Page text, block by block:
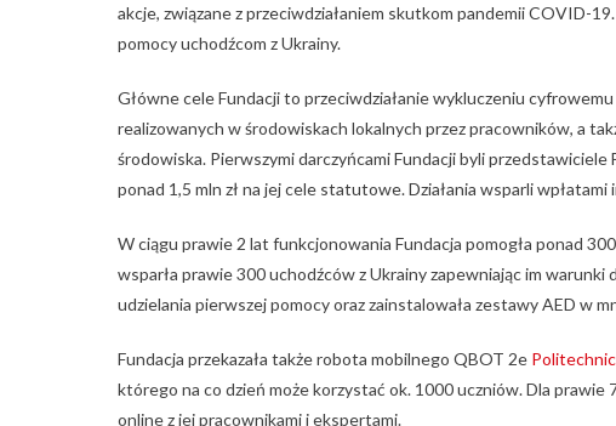
akcje, związane z przeciwdziałaniem skutkom pandemii COVID-
pomocy uchodźcom z Ukrainy.
Główne cele Fundacji to przeciwdziałanie wykluczeniu
realizowanych w środowiskach lokalnych przez pracowników, a
środowiska. Pierwszymi darczyńcami Fundacji byli przedstawiciele
ponad 1,5 mln zł na jej cele statutowe. Działania wsparli
W ciągu prawie 2 lat funkcjonowania Fundacja pomogła ponad
wsparła prawie 300 uchodźców z Ukrainy zapewniając im warunki
udzielania pierwszej pomocy oraz zainstalowała zestawy AED w
Fundacja przekazała także robota mobilnego QBOT 2e
którego na co dzień może korzystać ok. 1000 uczniów. Dla prawie
online z jej pracownikami i ekspertami.